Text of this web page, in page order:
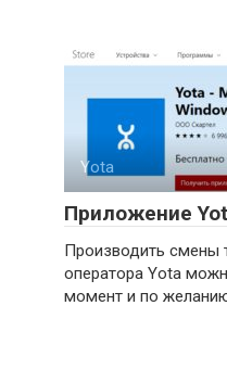
Yota
Приложение
Производить смены
оператора Yota
момент и по